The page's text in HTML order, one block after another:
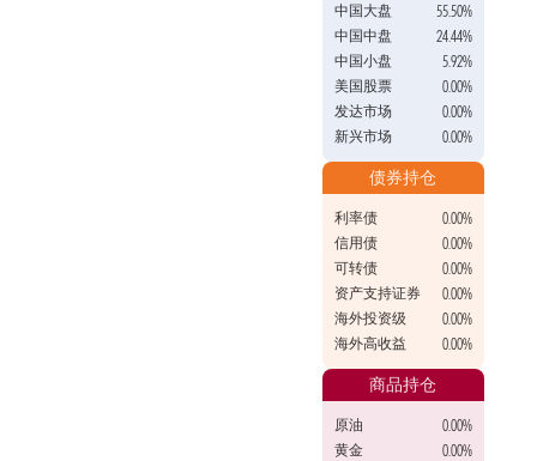
中国大盘
55.50%
中国中盘
24.44%
中国小盘
5.92%
美国股票
0.00%
发达市场
0.00%
新兴市场
0.00%
债券持仓
利率债
0.00%
信用债
0.00%
可转债
0.00%
资产支持证券
0.00%
海外投资级
0.00%
海外高收益
0.00%
商品持仓
原油
0.00%
黄金
0.00%